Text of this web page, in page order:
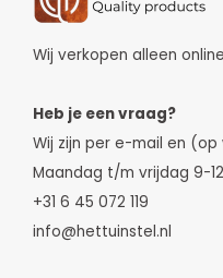
Wij verkopen alleen
Heb je een vraag?
Wij zijn per e-mail en
Maandag t/m vrijdag 9-12
+31 6 45 072 119
info@hettuinstel.nl